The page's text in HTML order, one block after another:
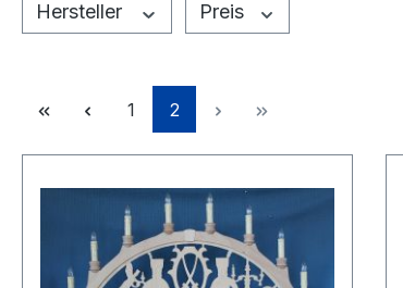
Hersteller Preis
Seite
1 Seite
2